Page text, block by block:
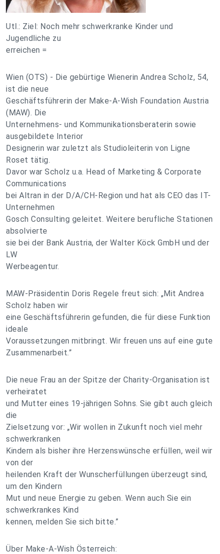
Utl.: Ziel: Noch mehr schwerkranke Kinder und
Jugendliche zu
erreichen =
Wien (OTS) - Die gebürtige Wienerin Andrea Scholz, 54,
ist die neue
Geschäftsführerin der Make-A-Wish Foundation Austria
(MAW). Die
Unternehmens- und Kommunikationsberaterin sowie
ausgebildete Interior
Designerin war zuletzt als Studioleiterin von Ligne
Roset tätig.
Davor war Scholz u.a. Head of Marketing & Corporate
Communications
bei Altran in der D/A/CH-Region und hat als CEO das IT-
Unternehmen
Gosch Consulting geleitet. Weitere berufliche Stationen
absolvierte
sie bei der Bank Austria, der Walter Köck GmbH und der
LW
Werbeagentur.
MAW-Präsidentin Doris Regele freut sich: „Mit Andrea
Scholz haben wir
eine Geschäftsführerin gefunden, die für diese Funktion
ideale
Voraussetzungen mitbringt. Wir freuen uns auf eine gute
Zusammenarbeit.”
Die neue Frau an der Spitze der Charity-Organisation ist
verheiratet
und Mutter eines 19-jährigen Sohns. Sie gibt auch gleich
die
Zielsetzung vor: „Wir wollen in Zukunft noch viel mehr
schwerkranken
Kindern als bisher ihre Herzenswünsche erfüllen, weil wir
von der
heilenden Kraft der Wunscherfüllungen überzeugt sind,
um den Kindern
Mut und neue Energie zu geben. Wenn auch Sie ein
schwerkrankes Kind
kennen, melden Sie sich bitte.”
Über Make-A-Wish Österreich: